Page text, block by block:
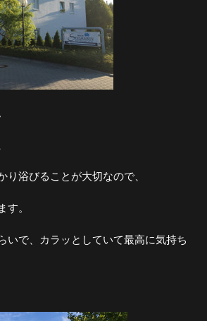
り浴びることが大切なので、
す。
いで、カラッとしていて最高に気持ち